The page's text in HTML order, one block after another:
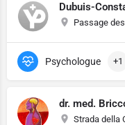
Dubuis-
Passage
Psychologue +1
dr. med.
Strada della